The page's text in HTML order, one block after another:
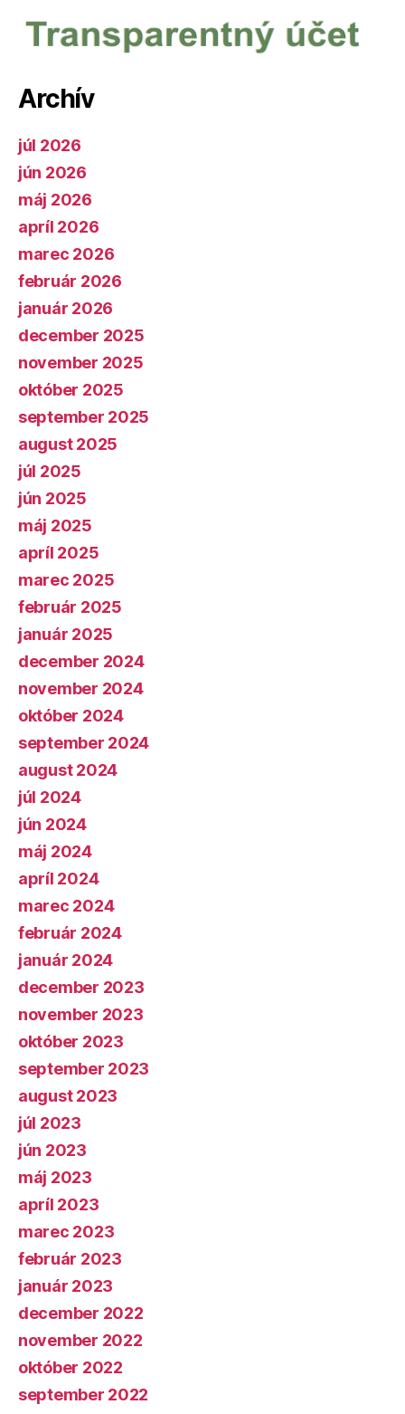
Archív
júl 2026
jún 2026
máj 2026
apríl 2026
marec 2026
február 2026
január 2026
december 2025
november 2025
október 2025
september 2025
august 2025
júl 2025
jún 2025
máj 2025
apríl 2025
marec 2025
február 2025
január 2025
december 2024
november 2024
október 2024
september 2024
august 2024
júl 2024
jún 2024
máj 2024
apríl 2024
marec 2024
február 2024
január 2024
december 2023
november 2023
október 2023
september 2023
august 2023
júl 2023
jún 2023
máj 2023
apríl 2023
marec 2023
február 2023
január 2023
december 2022
november 2022
október 2022
september 2022